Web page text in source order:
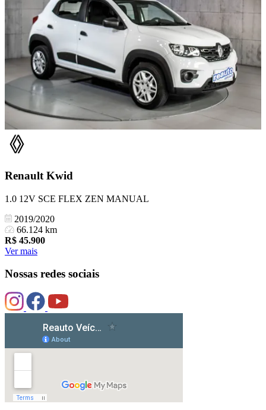
Renault Kwid
1.0 12V SCE FLEX ZEN MANUAL
2019/2020
66.124 km
R$ 45.900
Ver mais
Nossas redes sociais